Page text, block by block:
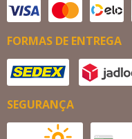
FORMAS DE ENTREGA
SEGURANÇA